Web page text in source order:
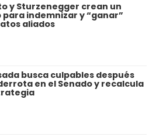
y Sturzenegger crean un
indemnizar y “ganar”
aliados
busca culpables después
en el Senado y recalcula